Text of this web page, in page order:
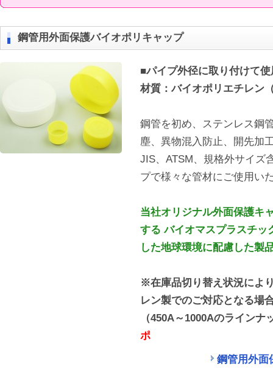
鋼管用外面保護バイオポリキャップ
■パイプ外径に取り付けて
材質：バイオポリエチレン
鋼管を初め、ステンレス鋼
塵、異物混入防止、開先加
JIS、ATSM、規格外サイズ
プで様々な管材にご使用い
当社オリジナル外面保護キ
する バイオマスプラスチッ
した地球環境に配慮した製
※在庫品切り替え状況によ
レン製でのご対応となる場
（450A～1000Aのライン
ポ
鋼管用外面